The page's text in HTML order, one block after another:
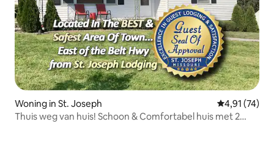
Woning in St. Joseph Gemiddelde
4,91 (74)
Thuis weg van huis! Schoon & Comfortabel huis met 2